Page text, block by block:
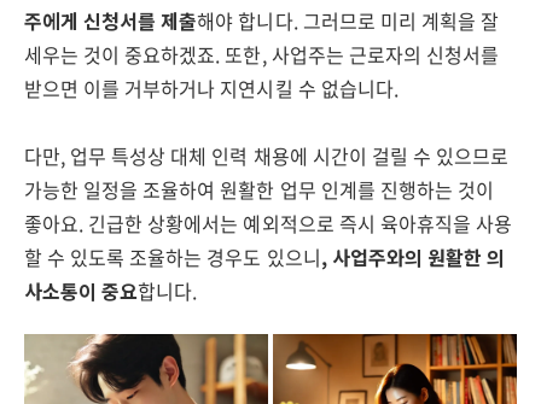
주에게 신청서를 제출해야 합니다. 그러므로 미리 계획을 잘
세우는 것이 중요하겠죠. 또한, 사업주는 근로자의 신청서를
받으면 이를 거부하거나 지연시킬 수 없습니다.
다만, 업무 특성상 대체 인력 채용에 시간이 걸릴 수 있으므로
가능한 일정을 조율하여 원활한 업무 인계를 진행하는 것이
좋아요. 긴급한 상황에서는 예외적으로 즉시 육아휴직을 사용
할 수 있도록 조율하는 경우도 있으니, 사업주와의 원활한 의
사소통이 중요합니다.